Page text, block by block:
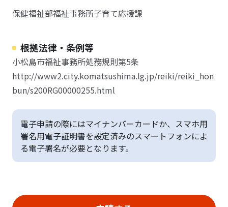
保健福祉部福祉事務所子育て応援課
根拠法律・条例等
小松島市福祉事務所処務規則第5条
http://www2.city.komatsushima.lg.jp/reiki/reiki_hon
bun/s200RG00000255.html
電子申請の際にはマイナンバーカードか、スマホ用
署名用電子証明書を設定済みのスマートフォンによ
る電子署名が必要となります。